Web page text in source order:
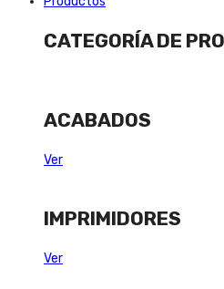
CATEGORÍA DE
ACABADOS
Ver
IMPRIMIDORES
Ver